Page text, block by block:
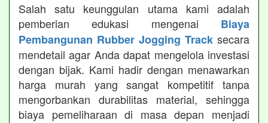
Salah satu keunggulan utama kami adalah
pemberian edukasi mengenai Biaya
Pembangunan Rubber Jogging Track secara
mendetail agar Anda dapat mengelola investasi
dengan bijak. Kami hadir dengan menawarkan
harga murah yang sangat kompetitif tanpa
mengorbankan durabilitas material, sehingga
biaya pemeliharaan di masa depan menjadi